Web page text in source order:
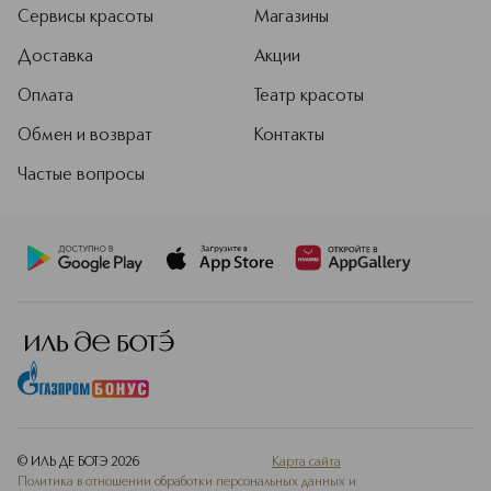
внимательно следит за трендами,
макияжа, которые останутся
Сервисы красоты
Доставка
Оплата
Обмен и возврат
Частые вопросы
Магазины
Акции
Театр красоты
Контакты
© ИЛЬ ДЕ БОТЭ 2026
Карта сайта
Политика в отношении обработки персональных данных и